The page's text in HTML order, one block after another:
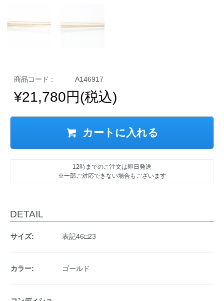
商品コード : A146917
¥21,780円(税込)
カートに入れる
12時までのご注文は即日発送
※一部ご対応できない場合もございます
DETAIL
サイズ: 表記46□23
カラー: ゴールド